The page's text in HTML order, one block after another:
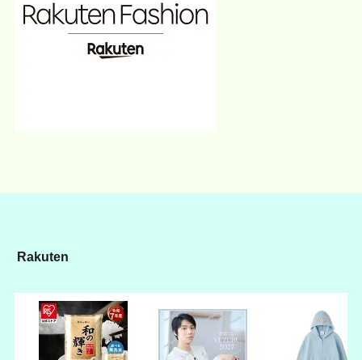
Rakuten